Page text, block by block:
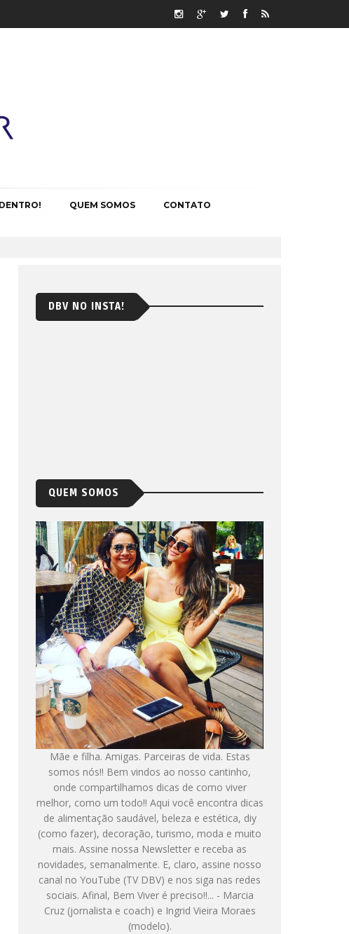
QUEM SOMOS CONTATO
DBV NO INSTA!
QUEM SOMOS
Mãe e filha. Amigas. Parceiras de vida. Estas
somos nós!! Bem vindos ao nosso cantinho,
onde compartilhamos dicas de como viver
melhor, como um todo!! Aqui você encontra dicas
de alimentação saudável, beleza e estética, diy
(como fazer), decoração, turismo, moda e muito
mais. Assine nossa Newsletter e receba as
novidades, semanalmente. E, claro, assine nosso
canal no YouTube (TV DBV) e nos siga nas redes
sociais. Afinal, Bem Viver é preciso!!... - Marcia
Cruz (jornalista e coach) e Ingrid Vieira Moraes
(modelo).